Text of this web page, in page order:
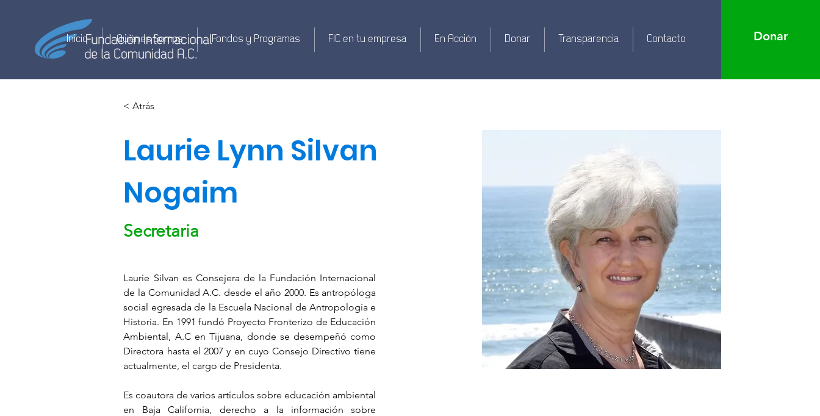
Inicio Quiénes Somos Fondos y Programas FIC en tu empresa En Acción Donar Transparencia Contacto Donar
< Atrás
Laurie Lynn Silvan
Nogaim
Secretaria
Laurie Silvan es Consejera de la Fundación Internacional
de la Comunidad A.C. desde el año 2000. Es antropóloga
social egresada de la Escuela Nacional de Antropología e
Historia. En 1991 fundó Proyecto Fronterizo de Educación
Ambiental, A.C en Tijuana, donde se desempeñó como
Directora hasta el 2007 y en cuyo Consejo Directivo tiene
actualmente, el cargo de Presidenta.
Es coautora de varios artículos sobre educación ambiental
en Baja California, derecho a la información sobre